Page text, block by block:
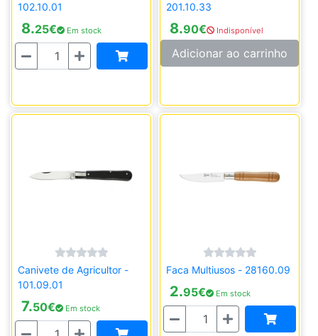
102.10.01
8.25€ Em stock
Quantidade
201.10.33
8.90€ Indisponível
Adicionar ao carrinho
Canivete de Agricultor -
101.09.01
7.50€ Em stock
Quantidade
Faca Multiusos - 28160.09
2.95€ Em stock
Quantidade